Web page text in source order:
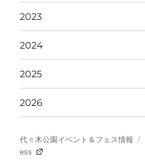
2023
2024
2025
2026
代々木公園イベント＆フェス情報
ess